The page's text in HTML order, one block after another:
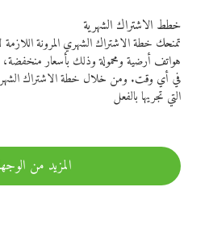
خطط الاشتراك الشهرية
تمنحك خطة الاشتراك الشهري المرونة اللازمة
هواتف أرضية ومحمولة وذلك بأسعار
في أي وقت. ومن خلال خطة الاشتراك
التي تجريها بالفعل
المزيد من